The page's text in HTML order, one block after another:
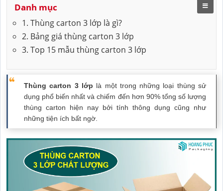
Danh mục
1. Thùng carton 3 lớp là gì?
2. Bảng giá thùng carton 3 lớp
3. Top 15 mẫu thùng carton 3 lớp
Thùng carton 3 lớp là một trong những loại thùng sử
dụng phổ biến nhất và chiếm đến hơn 90% tổng số lượng
thùng carton hiện nay bởi tính thông dụng cũng như
những tiện ích bất ngờ.